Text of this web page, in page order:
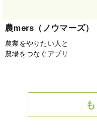
農mers（ノウマーズ）
農業をやりたい人と
農場をつなぐアプリ